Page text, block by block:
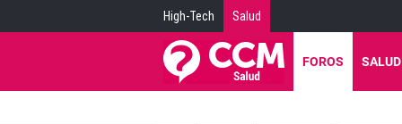
High-Tech Salud
FOROS SALUD